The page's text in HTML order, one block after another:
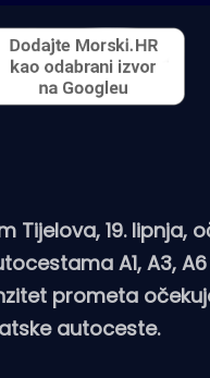
19. lipnja,
A1, A3,
prometa
autoceste.